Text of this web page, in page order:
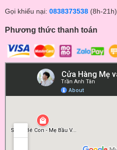
Gọi khiếu nại: 0838373538 (8h-21h)
Phương thức thanh toán